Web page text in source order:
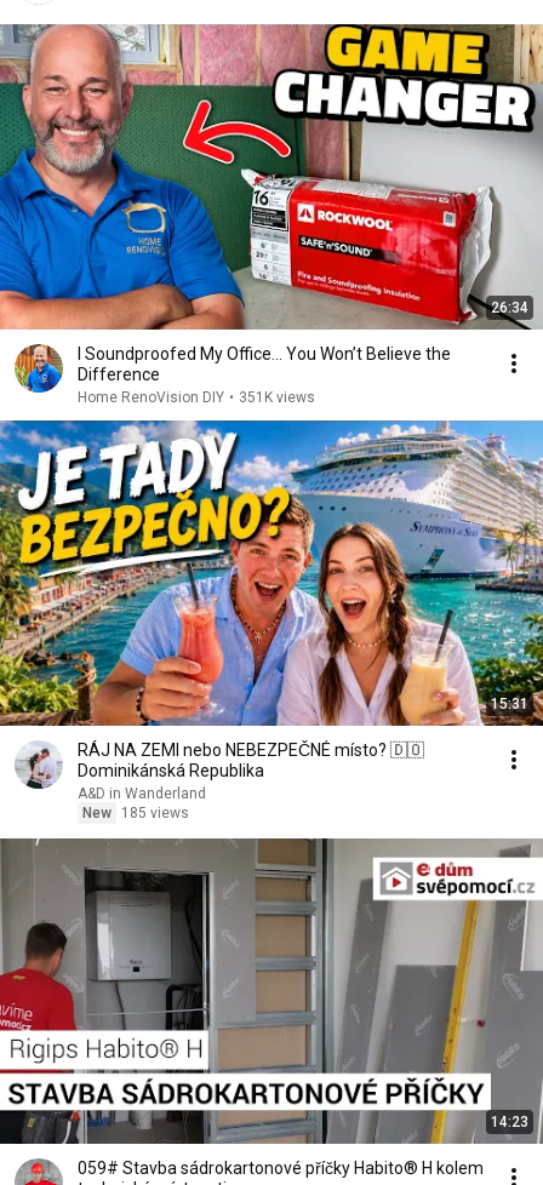
26:34
I Soundproofed My Office… You Won’t Believe the
Difference
Home RenoVision DIY • 351K views
15:31
RÁJ NA ZEMI nebo NEBEZPEČNÉ místo? 🇩🇴
Dominikánská Republika
A&D in Wanderland
New
185 views
14:23
059# Stavba sádrokartonové příčky Habito® H kolem